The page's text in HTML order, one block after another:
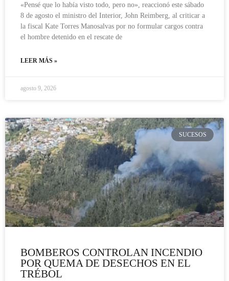
«Pensé que lo había visto todo, pero no», reaccionó este sábado
8 de agosto el ministro del Interior, John Reimberg, al criticar a
la fiscal Kate Torres Manosalvas por no formular cargos contra
el hombre detenido en el rescate de
LEER MÁS »
agosto 9, 2026
SUCESOS
BOMBEROS CONTROLAN INCENDIO
POR QUEMA DE DESECHOS EN EL
TRÉBOL